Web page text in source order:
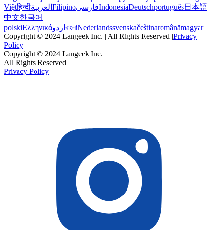
Việtहिन्दीالعربية FilipinoفارسیIndonesiaDeutschportuguês日本語
中文한국어
polskiΕλληνικάاردو বাংলাNederlandssvenskačeštinaromânămagyar
Copyright © 2024 Langeek Inc. | All Rights Reserved |Privacy
Policy
Copyright © 2024 Langeek Inc.
All Rights Reserved
Privacy Policy